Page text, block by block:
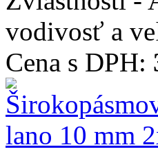
vodivosť a
Cena s DPH: